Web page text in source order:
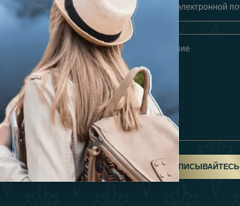
Файлов Cookie
Положения И Условия
Станьте Партнером
Our Team
ПОДПИСЫВАЙТЕСЬ